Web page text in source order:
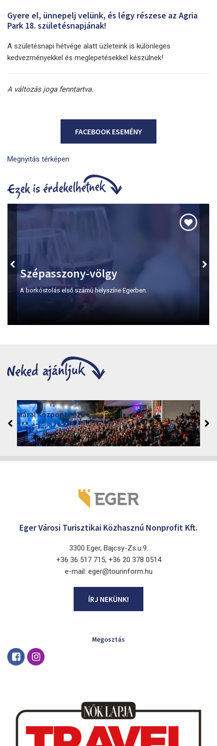
Gyere el, ünnepelj velünk, és légy részese az Agria
Park 18. születésnapjának!
A születésnapi hétvége alatt üzleteink is különleges
kedvezményekkel és meglepetésekkel készülnek!
A változás joga fenntartva.
FACEBOOK ESEMÉNY
Megnyitás térképen
Szépasszony-völgy
A borkóstolás első számú helyszíne Egerben.
Márai Központ 2026
2026. június 19. - 2026. augusztus 28.
Márai Központ, Eger 3300, Szépasszony-völgy 35.
Eger Városi Turisztikai Közhasznú Nonprofit Kft.
3300 Eger, Bajcsy-Zs.u.9.
+36 36 517 715, +36 20 378 0514
e-mail: eger@tourinform.hu
ÍRJ NEKÜNK!
Megosztás